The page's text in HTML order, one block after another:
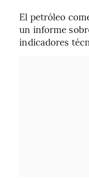
El petróleo
un informe
indicadores